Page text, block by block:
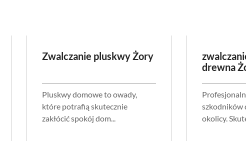
Zwalczanie pluskwy Żory
Pluskwy domowe to owady,
które potrafią skutecznie
zakłócić spokój dom...
drewna
szkodników
okolicy.